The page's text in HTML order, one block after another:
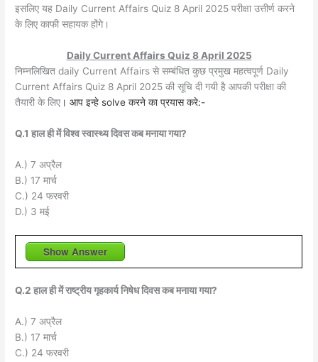
इसलिए यह Daily Current Affairs Quiz 8 April 2025 परीक्षा उत्तीर्ण करने
के लिए काफी सहायक होंगे।
Daily Current Affairs Quiz 8 April 2025
निम्नलिखित daily Current Affairs से सम्बंधित कुछ प्रमुख महत्वपूर्ण Daily
Current Affairs Quiz 8 April 2025 की सूचि दी गयी है आपकी परीक्षा की
तैयारी के लिए । आप इन्हे solve करने का प्रयास करे:-
Q.1 हाल ही में विश्व स्वास्थ्य दिवस कब मनाया गया?
A.) 7 अप्रैल
B.) 17 मार्च
C.) 24 फरवरी
D.) 3 मई
Show Answer
Q.2 हाल ही में राष्ट्रीय गृहकार्य निषेध दिवस कब मनाया गया?
A.) 7 अप्रैल
B.) 17 मार्च
C.) 24 फरवरी